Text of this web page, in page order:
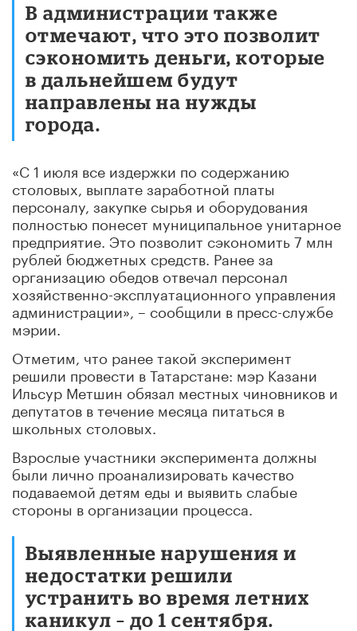
В администрации также
отмечают, что это позволит
сэкономить деньги, которые
в дальнейшем будут
направлены на нужды
города.
«С 1 июля все издержки по содержанию
столовых, выплате заработной платы
персоналу, закупке сырья и оборудования
полностью понесет муниципальное унитарное
предприятие. Это позволит сэкономить 7 млн
рублей бюджетных средств. Ранее за
организацию обедов отвечал персонал
хозяйственно-эксплуатационного управления
администрации», – сообщили в пресс-службе
мэрии.
Отметим, что ранее такой эксперимент
решили провести в Татарстане: мэр Казани
Ильсур Метшин обязал местных чиновников и
депутатов в течение месяца питаться в
школьных столовых.
Взрослые участники эксперимента должны
были лично проанализировать качество
подаваемой детям еды и выявить слабые
стороны в организации процесса.
Выявленные нарушения и
недостатки решили
устранить во время летних
каникул – до 1 сентября.